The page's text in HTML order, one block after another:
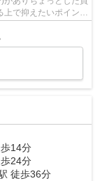
で抑えたいポイント
歩14分
歩24分
徒歩36分